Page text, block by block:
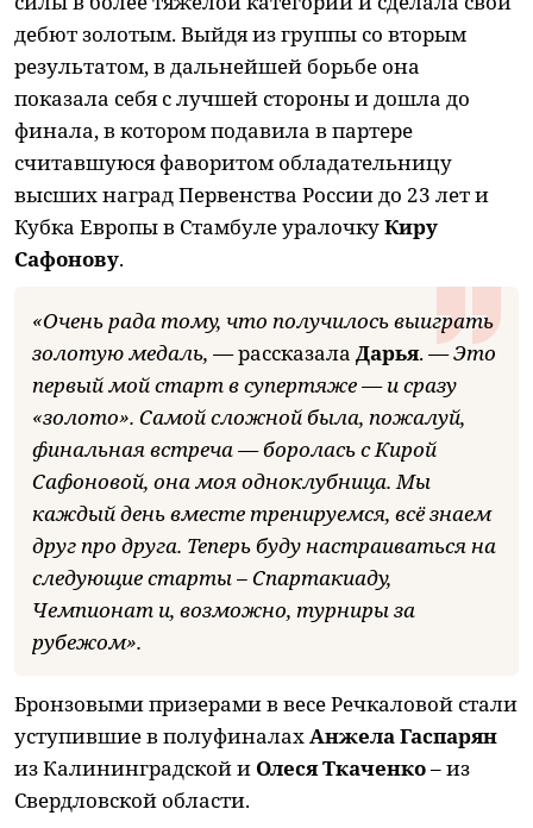
дебют золотым. Выйдя из группы со вторым
результатом, в дальнейшей борьбе она
показала себя с лучшей стороны и дошла до
финала, в котором подавила в партере
считавшуюся фаворитом обладательницу
высших наград Первенства России до 23 лет и
Кубка Европы в Стамбуле уралочкуКиру
Сафонову.
«Очень рада тому, что получилось выиграть
золотую медаль, —рассказала Дарья. — Это
первый мой старт в супертяже — и сразу
«золото». Самой сложной была, пожалуй,
финальная встреча — боролась с Кирой
Сафоновой, она моя одноклубница. Мы
каждый день вместе тренируемся, всё знаем
друг про друга. Теперь буду настраиваться на
следующие старты – Спартакиаду,
Чемпионат и, возможно, турниры за
рубежом».
Бронзовыми призерами в весе Речкаловой стали
уступившие в полуфиналахАнжела Гаспарян
из Калининградской и Олеся Ткаченко– из
Свердловской области.